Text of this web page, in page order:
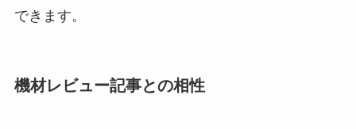
できます。
機材レビュー記事との相性